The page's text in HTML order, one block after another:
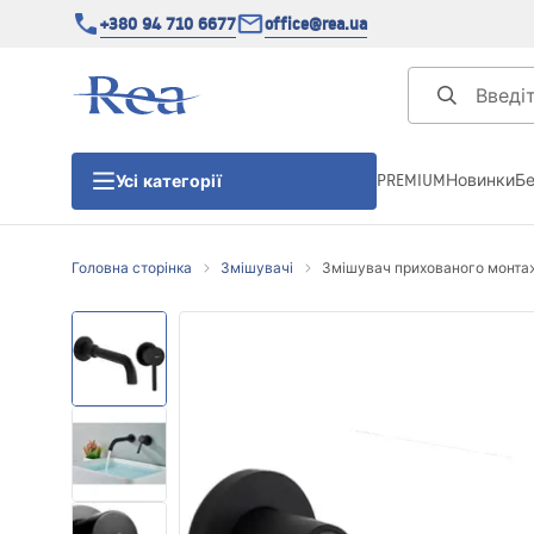
+380 94 710 6677 office@rea.ua
Усі категорії
Душові двері
Душові піддони
Душові лінійні зливи
PREMIUMНовинки
Головна сторінка Змішувачі Змішувач прихованого